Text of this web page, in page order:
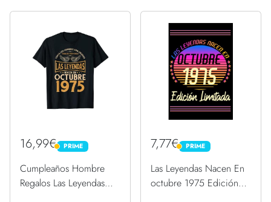
16,99€ PRIME
PRIME
Cumpleaños Hombre
Regalos Las Leyendas
7,77€ PRIME
PRIME
Las Leyendas Nacen En
octubre 1975 Edición